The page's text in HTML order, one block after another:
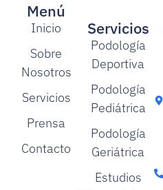
Menú
Inicio
Sobre
Nosotros
Servicios
Prensa
Contacto
Servicios
Podología
Deportiva
Podología
Pediátrica
Podología
Geriátrica
Estudios